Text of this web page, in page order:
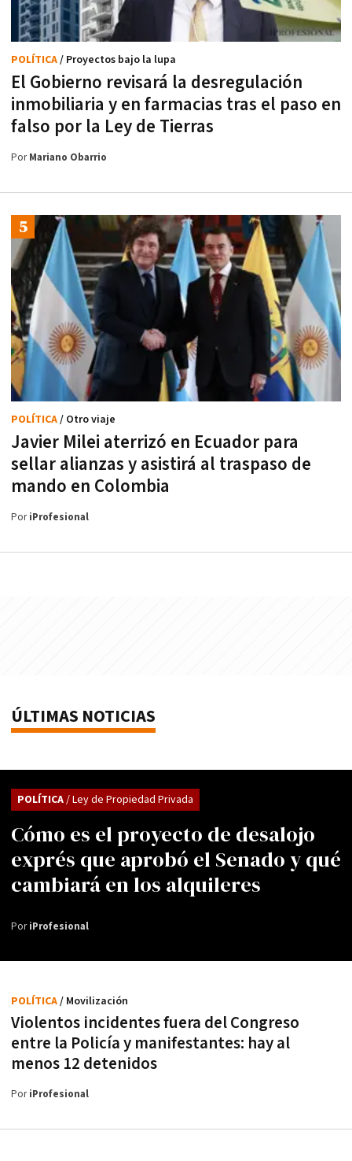
El Gobierno revisará la desregulación
inmobiliaria y en farmacias tras el paso en
falso por la Ley de Tierras
POLÍTICA/ Proyectos bajo la lupa
PorMariano Obarrio
Javier Milei aterrizó en Ecuador para
sellar alianzas y asistirá al traspaso de
mando en Colombia
POLÍTICA/ Otro viaje
PoriProfesional
ÚLTIMAS NOTICIAS
Cómo es el proyecto de desalojo
exprés que aprobó el Senado y qué
cambiará en los alquileres
POLÍTICA/ Ley de Propiedad Privada
PoriProfesional
Violentos incidentes fuera del Congreso
entre la Policía y manifestantes: hay al
menos 12 detenidos
POLÍTICA/ Movilización
PoriProfesional